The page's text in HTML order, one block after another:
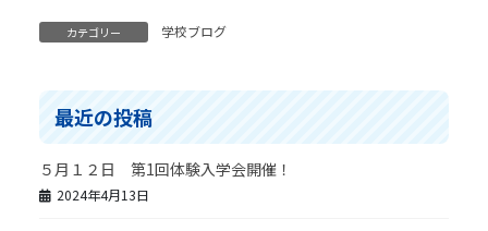
カテゴリー 学校ブログ
最近の投稿
５月１２日 第1回体験入学会開催！
2024年4月13日